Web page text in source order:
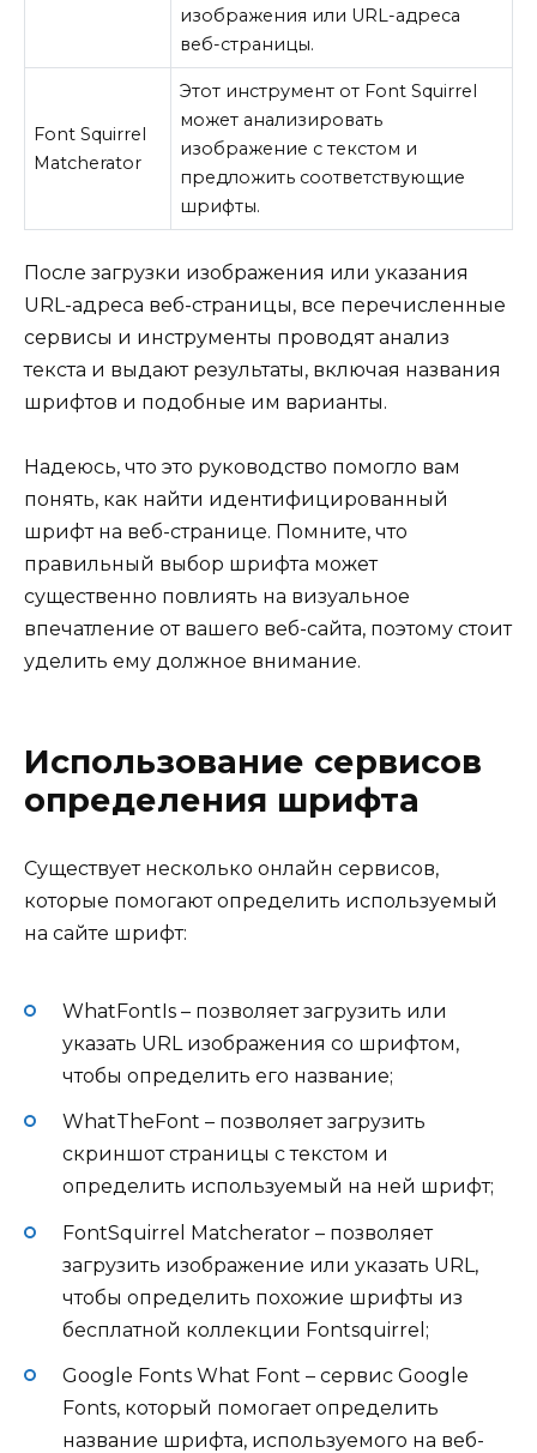
изображения или URL-адреса
веб-страницы.
Font Squirrel
Matcherator
Этот инструмент от Font Squirrel
может анализировать
изображение с текстом и
предложить соответствующие
шрифты.
После загрузки изображения или указания
URL-адреса веб-страницы, все перечисленные
сервисы и инструменты проводят анализ
текста и выдают результаты, включая названия
шрифтов и подобные им варианты.
Надеюсь, что это руководство помогло вам
понять, как найти идентифицированный
шрифт на веб-странице. Помните, что
правильный выбор шрифта может
существенно повлиять на визуальное
впечатление от вашего веб-сайта, поэтому стоит
уделить ему должное внимание.
Использование сервисов
определения шрифта
Существует несколько онлайн сервисов,
которые помогают определить используемый
на сайте шрифт:
WhatFontIs – позволяет загрузить или
указать URL изображения со шрифтом,
чтобы определить его название;
WhatTheFont – позволяет загрузить
скриншот страницы с текстом и
определить используемый на ней шрифт;
FontSquirrel Matcherator – позволяет
загрузить изображение или указать URL,
чтобы определить похожие шрифты из
бесплатной коллекции Fontsquirrel;
Google Fonts What Font – сервис Google
Fonts, который помогает определить
название шрифта, используемого на веб-